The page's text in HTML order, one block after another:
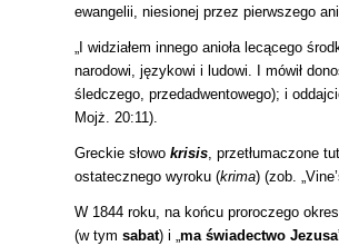
ewangelii, niesionej przez pierwszego
„I widziałem innego anioła lecącego
narodowi, językowi i ludowi. I mówił
śledczego, przedadwentowego); i
Mojż. 20:11).
Greckie słowo krisis, przetłumaczone
ostatecznego wyroku (krima) (zob.
W 1844 roku, na końcu proroczego
(w tym sabat) i „ma świadectwo Jezusa